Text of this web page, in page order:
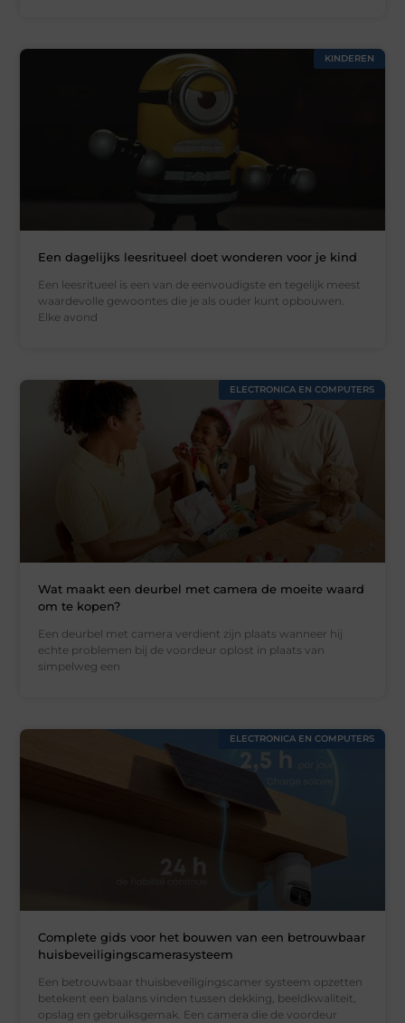
KINDEREN
Een dagelijks leesritueel doet wonderen voor je kind
Een leesritueel is een van de eenvoudigste en tegelijk meest
waardevolle gewoontes die je als ouder kunt opbouwen.
Elke avond
ELECTRONICA EN COMPUTERS
Wat maakt een deurbel met camera de moeite waard
om te kopen?
Een deurbel met camera verdient zijn plaats wanneer hij
echte problemen bij de voordeur oplost in plaats van
simpelweg een
ELECTRONICA EN COMPUTERS
Complete gids voor het bouwen van een betrouwbaar
huisbeveiligingscamerasysteem
Een betrouwbaar thuisbeveiligingscamer systeem opzetten
betekent een balans vinden tussen dekking, beeldkwaliteit,
opslag en gebruiksgemak. Een camera die de voordeur